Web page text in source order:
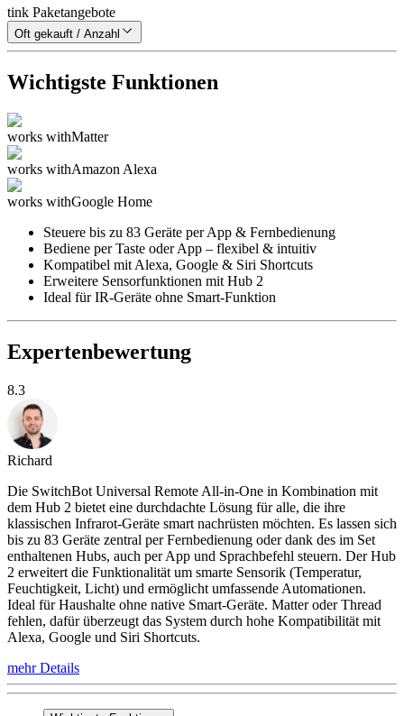
tink Paketangebote
Oft gekauft / Anzahl
Wichtigste Funktionen
works withMatter
works withAmazon Alexa
works withGoogle Home
Steuere bis zu 83 Geräte per App & Fernbedienung
Bediene per Taste oder App – flexibel & intuitiv
Kompatibel mit Alexa, Google & Siri Shortcuts
Erweitere Sensorfunktionen mit Hub 2
Ideal für IR-Geräte ohne Smart-Funktion
Expertenbewertung
8.3
Richard
Die SwitchBot Universal Remote All-in-One in Kombination mit
dem Hub 2 bietet eine durchdachte Lösung für alle, die ihre
klassischen Infrarot-Geräte smart nachrüsten möchten. Es lassen sich
bis zu 83 Geräte zentral per Fernbedienung oder dank des im Set
enthaltenen Hubs, auch per App und Sprachbefehl steuern. Der Hub
2 erweitert die Funktionalität um smarte Sensorik (Temperatur,
Feuchtigkeit, Licht) und ermöglicht umfassende Automationen.
Ideal für Haushalte ohne native Smart-Geräte. Matter oder Thread
fehlen, dafür überzeugt das System durch hohe Kompatibilität mit
Alexa, Google und Siri Shortcuts.
mehr Details